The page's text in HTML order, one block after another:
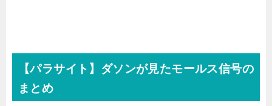
【パラサイト】ダソンが見たモールス信号の
まとめ